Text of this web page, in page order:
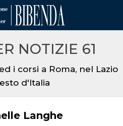
NOTIZIE 61
i corsi a Roma, nel Lazio
d'Italia
Langhe